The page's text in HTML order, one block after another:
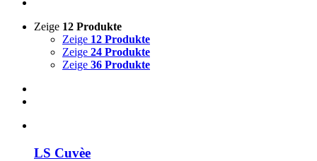
Zeige 12 Produkte
Zeige 12 Produkte
Zeige 24 Produkte
Zeige 36 Produkte
LS Cuvèe